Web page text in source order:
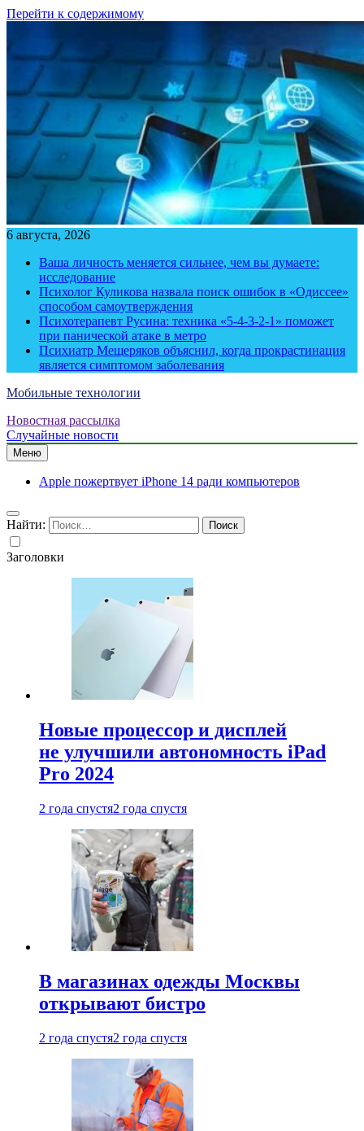
Перейти к содержимому
6 августа, 2026
Ваша личность меняется сильнее, чем вы думаете:
исследование
Психолог Куликова назвала поиск ошибок в «Одиссее»
способом самоутверждения
Психотерапевт Русина: техника «5-4-3-2-1» поможет
при панической атаке в метро
Психиатр Мещеряков объяснил, когда прокрастинация
является симптомом заболевания
Мобильные технологии
Новостная рассылка
Случайные новости
Меню
Apple пожертвует iPhone 14 ради компьютеров
Найти:
Заголовки
Новые процессор и дисплей
не улучшили автономность iPad
Pro 2024
2 года спустя2 года спустя
В магазинах одежды Москвы
открывают бистро
2 года спустя2 года спустя